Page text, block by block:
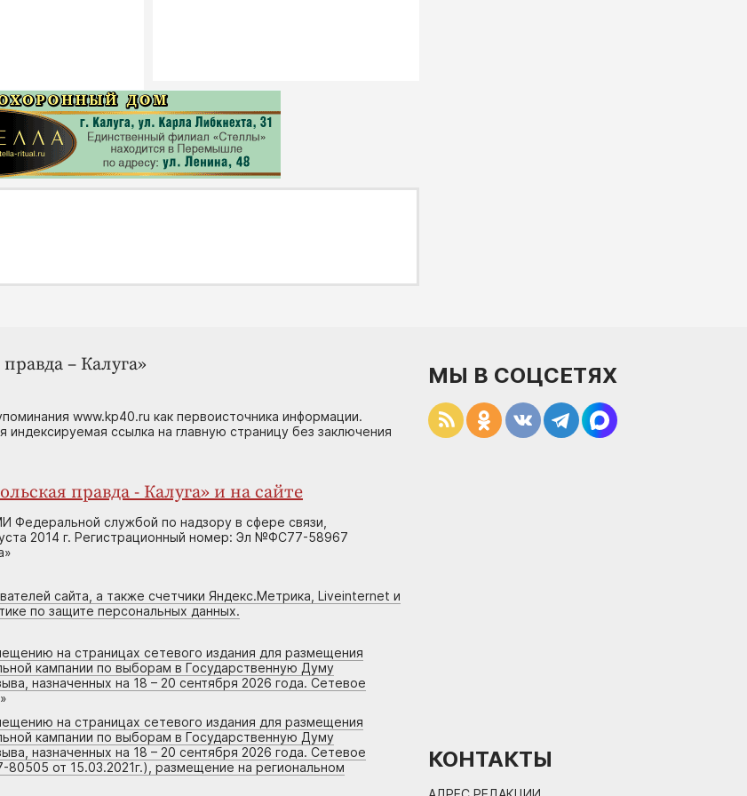
– Калуга»
www.kp40.ru как первоисточника информации.
индексируемая ссылка на главную страницу без заключения
правда - Калуга» и на сайте
Федеральной службой по надзору в сфере связи,
2014 г. Регистрационный номер: Эл №ФС77-58967
сайта, а также счетчики Яндекс.Метрика, Liveinternet и
по защите персональных данных.
на страницах сетевого издания для размещения
кампании по выборам в Государственную Думу
назначенных на 18 – 20 сентября 2026 года. Сетевое
»
на страницах сетевого издания для размещения
кампании по выборам в Государственную Думу
назначенных на 18 – 20 сентября 2026 года. Сетевое
от 15.03.2021г.), размещение на региональном
МЫ В СОЦСЕТЯХ
КОНТАКТЫ